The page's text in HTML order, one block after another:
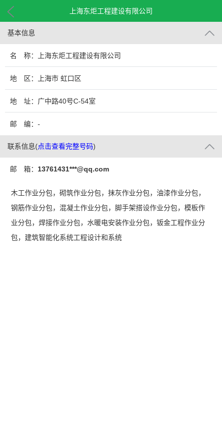
上海东炬工程建设有限公司
基本信息
名 称：上海东炬工程建设有限公司
地 区：上海市 虹口区
地 址：广中路40号C-54室
邮 编：-
联系信息(点击查看完整号码)
邮 箱： 13761431***@qq.com
木工作业分包，砌筑作业分包，抹灰作业分包，油漆作业分包，
钢筋作业分包，混凝土作业分包，脚手架搭设作业分包，模板作
业分包，焊接作业分包，水暖电安装作业分包，钣金工程作业分
包，建筑智能化系统工程设计和系统